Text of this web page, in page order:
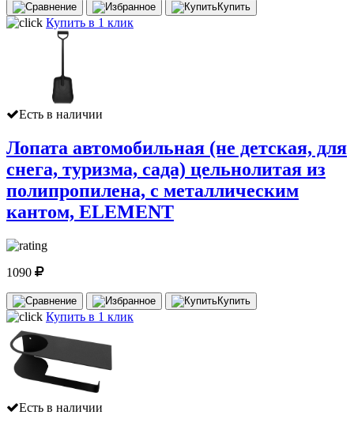
Купить
Купить в 1 клик
Есть в наличии
Лопата автомобильная (не детская, для
снега, туризма, сада) цельнолитая из
полипропилена, с металлическим
кантом, ELEMENT
1090
Купить
Купить в 1 клик
Есть в наличии